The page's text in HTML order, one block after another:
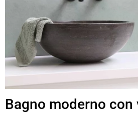
Bagno moderno con